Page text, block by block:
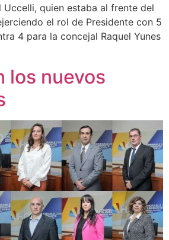
Uccelli, quien estaba al frente del
el rol de Presidente con 5
4 para la concejal Raquel Yunes
los nuevos